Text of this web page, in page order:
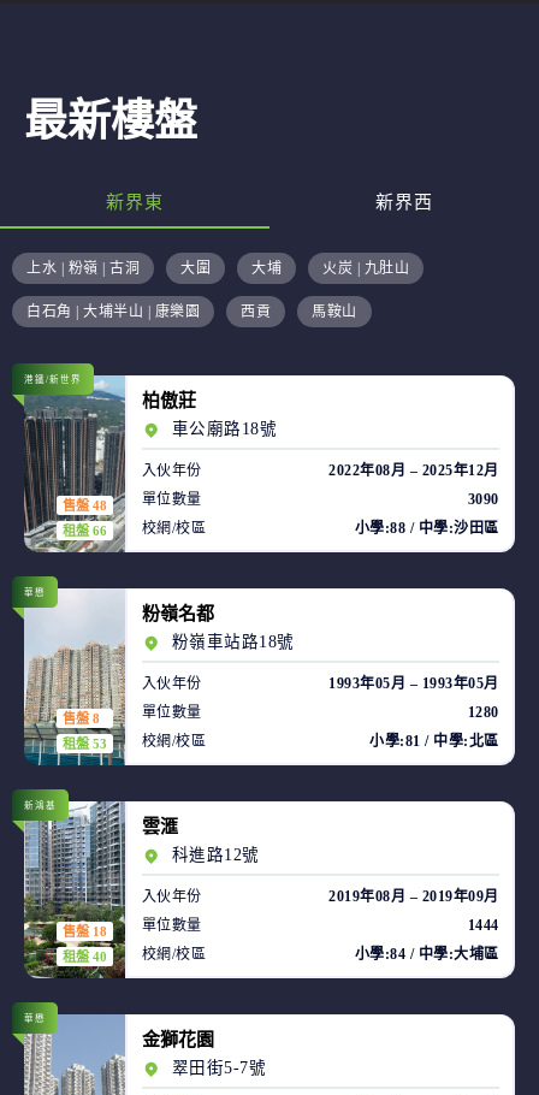
最新樓盤
新界東 新界西
上水 | 粉嶺 | 古洞 大圍 大埔 火炭 | 九肚山
白石角 | 大埔半山 | 康樂園 西貢 馬鞍山
售盤 48
租盤 66
港鐵/新世界
柏傲莊
車公廟路18號
入伙年份
2022年08月 – 2025年12月
單位數量
3090
校網/校區
小學:88 / 中學:沙田區
售盤 8
租盤 53
華懋
粉嶺名都
粉嶺車站路18號
入伙年份
1993年05月 – 1993年05月
單位數量
1280
校網/校區
小學:81 / 中學:北區
售盤 18
租盤 40
新鴻基
雲滙
科進路12號
入伙年份
2019年08月 – 2019年09月
單位數量
1444
校網/校區
小學:84 / 中學:大埔區
華懋
金獅花園
翠田街5-7號